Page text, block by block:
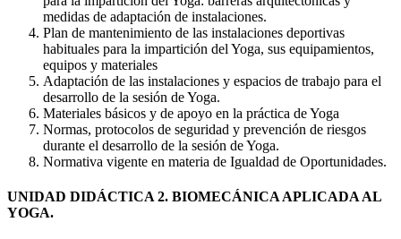
medidas de adaptación de instalaciones.
Plan de mantenimiento de las instalaciones deportivas
habituales para la impartición del Yoga, sus equipamientos,
equipos y materiales
Adaptación de las instalaciones y espacios de trabajo para el
desarrollo de la sesión de Yoga.
Materiales básicos y de apoyo en la práctica de Yoga
Normas, protocolos de seguridad y prevención de riesgos
durante el desarrollo de la sesión de Yoga.
Normativa vigente en materia de Igualdad de Oportunidades.
UNIDAD DIDÁCTICA 2. BIOMECÁNICA APLICADA AL
YOGA.